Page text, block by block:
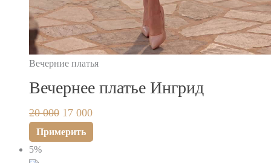
Вечерние платья
Вечернее платье Ингрид
20 000 17 000
Примерить
5%